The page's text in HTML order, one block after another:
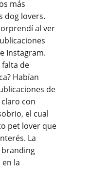
más
dog lovers.
al ver
Instagram.
falta de
Habían
de
con
el cual
pet lover que
La
branding
la